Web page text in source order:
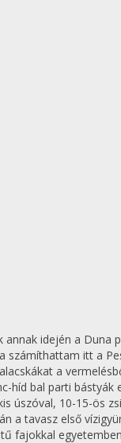
idején a Duna
számíthattam itt a
a
híd bal parti bástyák
úszóval, 10-15-ös
a tavasz első
fajokkal